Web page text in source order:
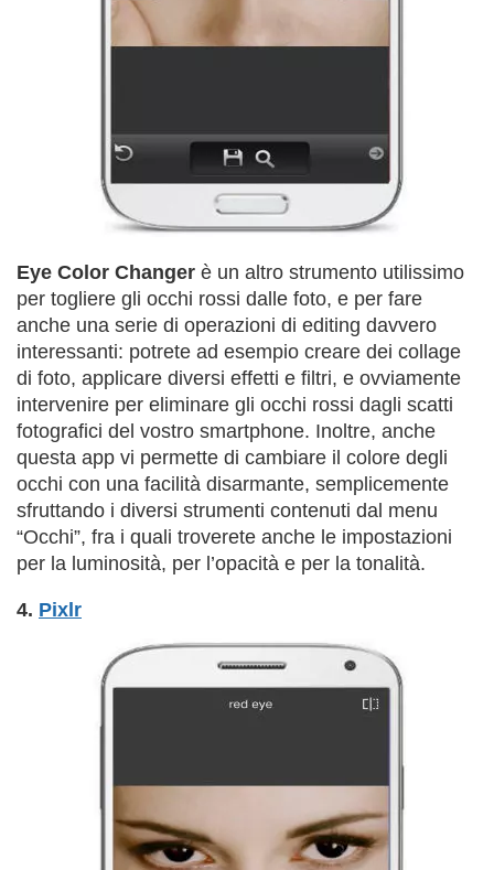
Eye Color Changer è un altro strumento utilissimo
per togliere gli occhi rossi dalle foto, e per fare
anche una serie di operazioni di editing davvero
interessanti: potrete ad esempio creare dei collage
di foto, applicare diversi effetti e filtri, e ovviamente
intervenire per eliminare gli occhi rossi dagli scatti
fotografici del vostro smartphone. Inoltre, anche
questa app vi permette di cambiare il colore degli
occhi con una facilità disarmante, semplicemente
sfruttando i diversi strumenti contenuti dal menu
“Occhi”, fra i quali troverete anche le impostazioni
per la luminosità, per l’opacità e per la tonalità.
4. Pixlr